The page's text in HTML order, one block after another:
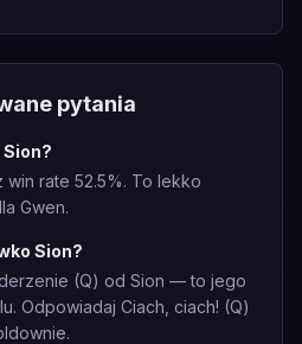
pytania
rate 52.5%. To lekko
Gwen.
Sion?
(Q) od Sion — to jego
Odpowiadaj Ciach, ciach! (Q)